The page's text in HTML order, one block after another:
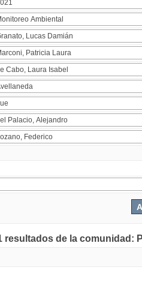
resultados de la